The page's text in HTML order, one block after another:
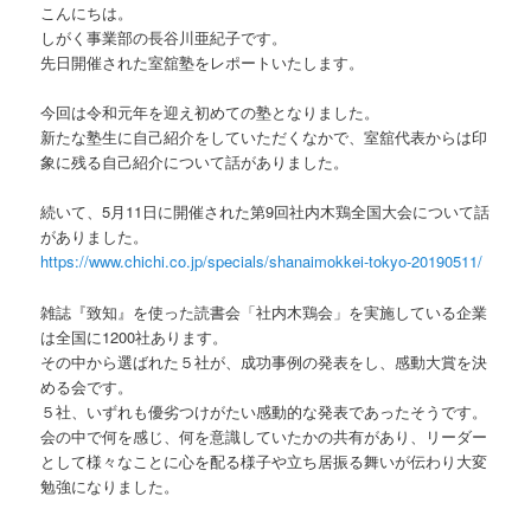
こんにちは。
しがく事業部の長谷川亜紀子です。
先日開催された室舘塾をレポートいたします。
今回は令和元年を迎え初めての塾となりました。
新たな塾生に自己紹介をしていただくなかで、室舘代表からは印
象に残る自己紹介について話がありました。
続いて、5月11日に開催された第9回社内木鶏全国大会について話
がありました。
https://www.chichi.co.jp/specials/shanaimokkei-tokyo-20190511/
雑誌『致知』を使った読書会「社内木鶏会」を実施している企業
は全国に1200社あります。
その中から選ばれた５社が、成功事例の発表をし、感動大賞を決
める会です。
５社、いずれも優劣つけがたい感動的な発表であったそうです。
会の中で何を感じ、何を意識していたかの共有があり、リーダー
として様々なことに心を配る様子や立ち居振る舞いが伝わり大変
勉強になりました。